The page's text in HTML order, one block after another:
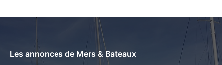
Les annonces de Mers & Bateaux